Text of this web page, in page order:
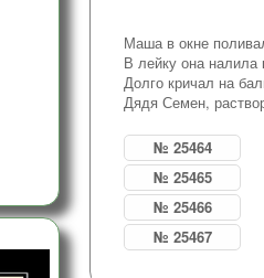
Маша в окне
В лейку она налила
Долго кричал на
Дядя Семен,
№ 25464
№ 25465
№ 25466
№ 25467